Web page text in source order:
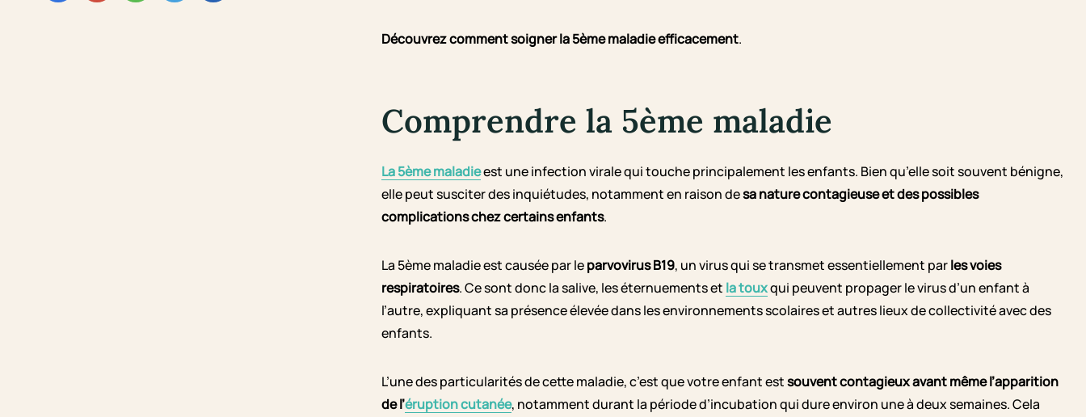
Découvrez comment soigner la 5ème maladie efficacement.
Comprendre la 5ème maladie
La 5ème maladieest une infection virale qui touche principalement les enfants. Bien qu’elle soit souvent bénigne,
elle peut susciter des inquiétudes, notamment en raison desa nature contagieuse et des possibles
complications chez certains enfants.
La 5ème maladie est causée par leparvovirus B19, un virus qui se transmet essentiellement parles voies
respiratoires. Ce sont donc la salive, les éternuements et la touxqui peuvent propager le virus d’un enfant à
l’autre, expliquant sa présence élevée dans les environnements scolaires et autres lieux de collectivité avec des
enfants.
L’une des particularités de cette maladie, c’est que votre enfant estsouvent contagieux avant même l’apparition
de l’éruption cutanée, notamment durant la période d’incubation qui dure environ une à deux semaines. Cela